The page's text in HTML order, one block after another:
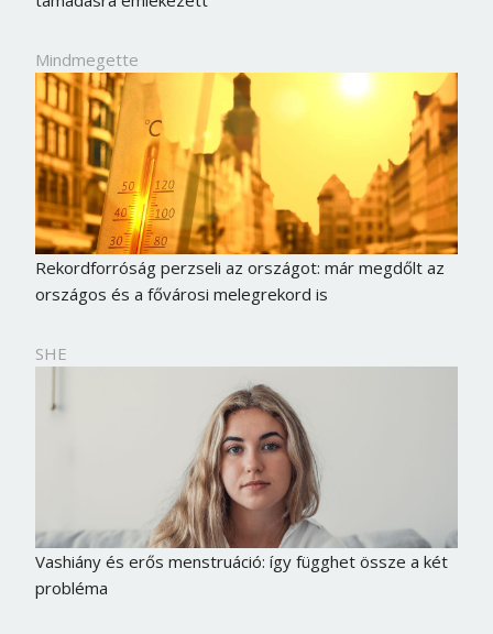
Mindmegette
Rekordforróság perzseli az országot: már megdőlt az
országos és a fővárosi melegrekord is
SHE
Vashiány és erős menstruáció: így függhet össze a két
probléma